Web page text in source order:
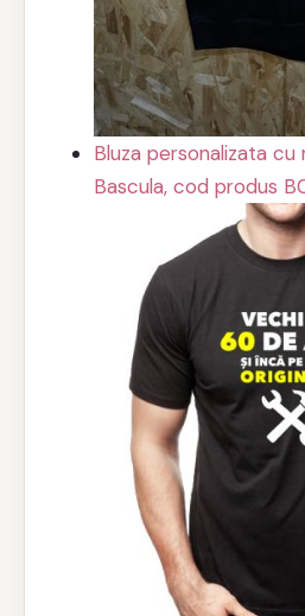
Bluza personalizata cu
Bascula, cod produs